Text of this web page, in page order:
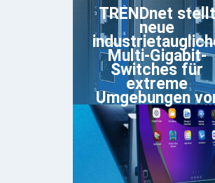
TRENDnet stellt
neue
Multi-Gigabit-
Switches für
extreme
Umgebungen